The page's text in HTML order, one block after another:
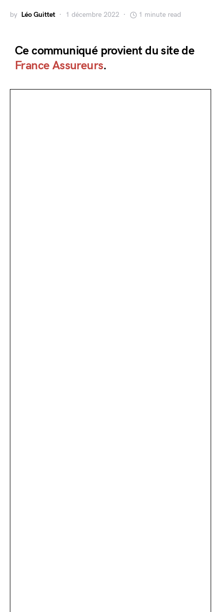
by Léo Guittet 1 décembre 2022 1 minute read
Ce communiqué provient du site de
France Assureurs.